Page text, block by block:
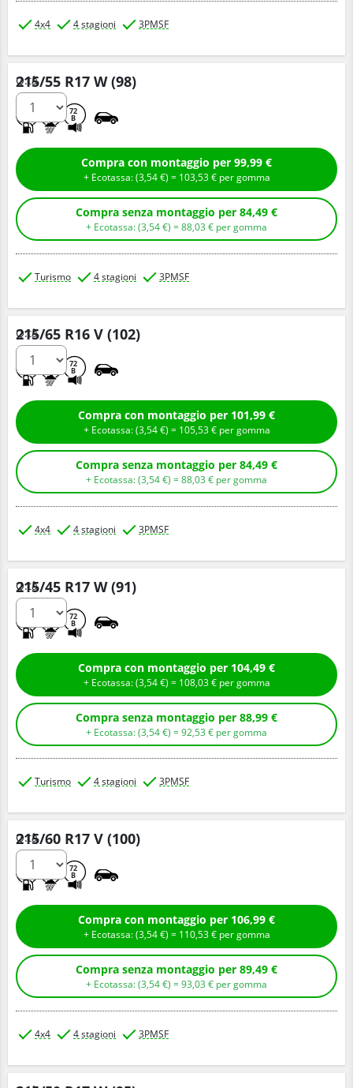
4x4 4 stagioni 3PMSF
215/55 R17 W (98)
72
B
Q.tà
Compra con montaggio per 99,99 €
+ Ecotassa: (3,54€ ) = 103,53€ per gomma
Compra senza montaggio per 84,49 €
+ Ecotassa: (3,54€ ) =88,03 € per gomma
Turismo 4 stagioni 3PMSF
215/65 R16 V (102)
72
B
Q.tà
Compra con montaggio per 101,99 €
+ Ecotassa: (3,54€ ) = 105,53€ per gomma
Compra senza montaggio per 84,49 €
+ Ecotassa: (3,54€ ) =88,03 € per gomma
4x4 4 stagioni 3PMSF
215/45 R17 W (91)
72
B
Q.tà
Compra con montaggio per 104,49 €
+ Ecotassa: (3,54€ ) = 108,03€ per gomma
Compra senza montaggio per 88,99 €
+ Ecotassa: (3,54€ ) =92,53 € per gomma
Turismo 4 stagioni 3PMSF
215/60 R17 V (100)
72
B
Q.tà
Compra con montaggio per 106,99 €
+ Ecotassa: (3,54€ ) = 110,53€ per gomma
Compra senza montaggio per 89,49 €
+ Ecotassa: (3,54€ ) =93,03 € per gomma
4x4 4 stagioni 3PMSF